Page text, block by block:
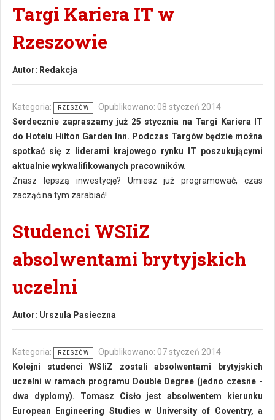
Targi Kariera IT w
Rzeszowie
Autor: Redakcja
Kategoria: RZESZÓW
Opublikowano: 08 styczeń 2014
Serdecznie zapraszamy już 25 stycznia na Targi Kariera IT
do Hotelu Hilton Garden Inn. Podczas Targów będzie można
spotkać się z liderami krajowego rynku IT poszukującymi
aktualnie wykwalifikowanych pracowników.
Znasz lepszą inwestycję? Umiesz już programować, czas
zacząć na tym zarabiać!
Studenci WSIiZ
absolwentami brytyjskich
uczelni
Autor: Urszula Pasieczna
Kategoria: RZESZÓW
Opublikowano: 07 styczeń 2014
Kolejni studenci WSIiZ zostali absolwentami brytyjskich
uczelni w ramach programu Double Degree (jedno czesne -
dwa dyplomy). Tomasz Cisło jest absolwentem kierunku
European Engineering Studies w University of Coventry, a